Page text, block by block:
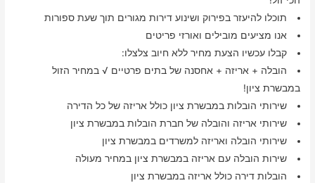
תוכלו להיעזר בפירוק ושינוע דירות מגורים תוך שעת ספורות
אנו מציעים מובילים ואורזי פריטים
קבלו עכשיו הצעת מחיר ללא חיוב צלצלו:
הובלה + אריזה + אחסנה של בתים פרטיים √ במחיר הזול
במבשרת ציון!
שירותי הובלות במבשרת ציון כולל אריזה של כל הדירה
שירותי אריזה והובלה של חברת הובלות במבשרת ציון
שירותי הובלה ואריזה למשרדים במבשרת ציון
שירות הובלה עם אריזה במבשרת ציון במחיר מעולה
הובלות דירה כולל אריזה במבשרת ציון